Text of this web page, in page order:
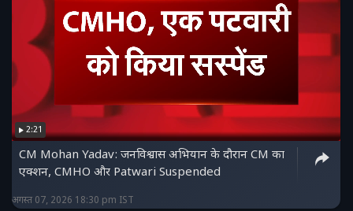
2:21
CM Mohan Yadav: जनविश्वास अभियान के दौरान CM का
एक्शन, CMHO और Patwari Suspended
अगस्त 07, 2026 18:30 pm IST